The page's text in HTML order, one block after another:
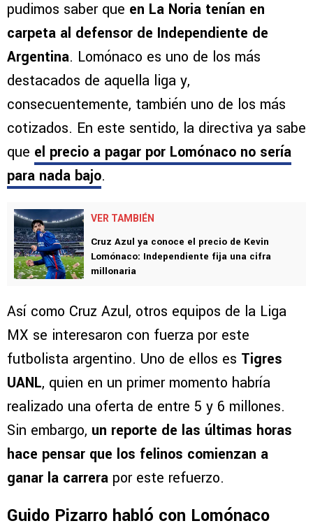
En las últimas horas, desde Vamos Azul
pudimos saber queen La Noria tenían en
carpeta al defensor de Independiente de
Argentina . Lomónaco es uno de los más
destacados de aquella liga y,
consecuentemente, también uno de los más
cotizados. En este sentido, la directiva ya sabe
queel precio a pagar por Lomónaco no sería
para nada bajo.
Cruz Azul ya conoce el precio de Kevin
Lomónaco: Independiente fija una cifra
millonaria
Así como Cruz Azul, otros equipos de la Liga
MX se interesaron con fuerza por este
futbolista argentino. Uno de ellos esTigres
UANL , quien en un primer momento habría
realizado una oferta de entre 5 y 6 millones.
hace pensar que los felinos comienzan a